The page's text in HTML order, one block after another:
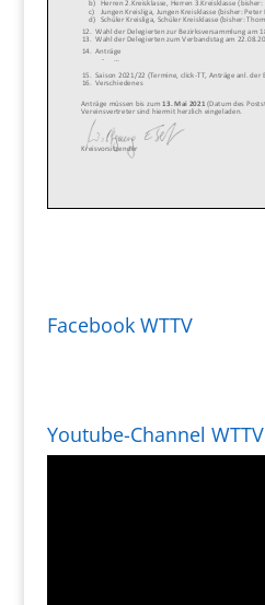
Facebook WTTV
Youtube-Channel WTTV